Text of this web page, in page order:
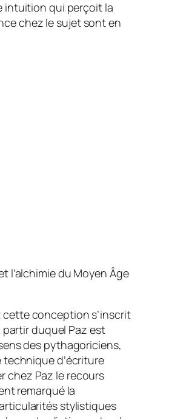
intuition qui perçoit la
chez le sujet sont en
l’alchimie du Moyen Âge
cette conception s’inscrit
duquel Paz est
des pythagoriciens,
d’écriture
chez Paz le recours
remarqué la
stylistiques